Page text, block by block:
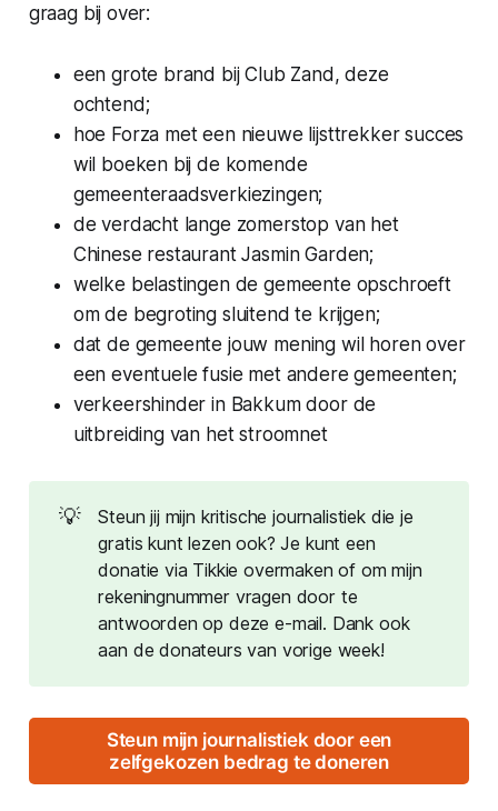
graag bij over:
een grote brand bij Club Zand, deze
ochtend;
hoe Forza met een nieuwe lijsttrekker succes
wil boeken bij de komende
gemeenteraadsverkiezingen;
de verdacht lange zomerstop van het
Chinese restaurant Jasmin Garden;
welke belastingen de gemeente opschroeft
om de begroting sluitend te krijgen;
dat de gemeente jouw mening wil horen over
een eventuele fusie met andere gemeenten;
verkeershinder in Bakkum door de
uitbreiding van het stroomnet
💡
Steun jij mijn kritische journalistiek die je
gratis kunt lezen ook? Je kunt een
donatie via Tikkie overmaken of om mijn
rekeningnummer vragen door te
antwoorden op deze e-mail. Dank ook
aan de donateurs van vorige week!
Steun mijn journalistiek door een
zelfgekozen bedrag te doneren